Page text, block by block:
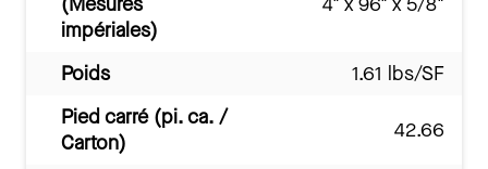
impériales)
Poids
1.61 lbs/SF
Pied carré (pi. ca. /
Carton)
42.66